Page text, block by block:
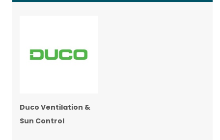
Duco Ventilation &
Sun Control